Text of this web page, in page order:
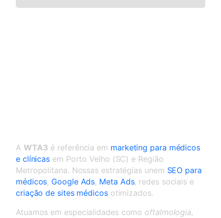
A WTA3 é referência em marketing para médicos
e clínicas em Porto Velho (SC) e Região
Metropolitana. Nossas estratégias unem SEO para
médicos, Google Ads, Meta Ads, redes sociais e
criação de sites médicosotimizados.
Atuamos em especialidades como oftalmologia,